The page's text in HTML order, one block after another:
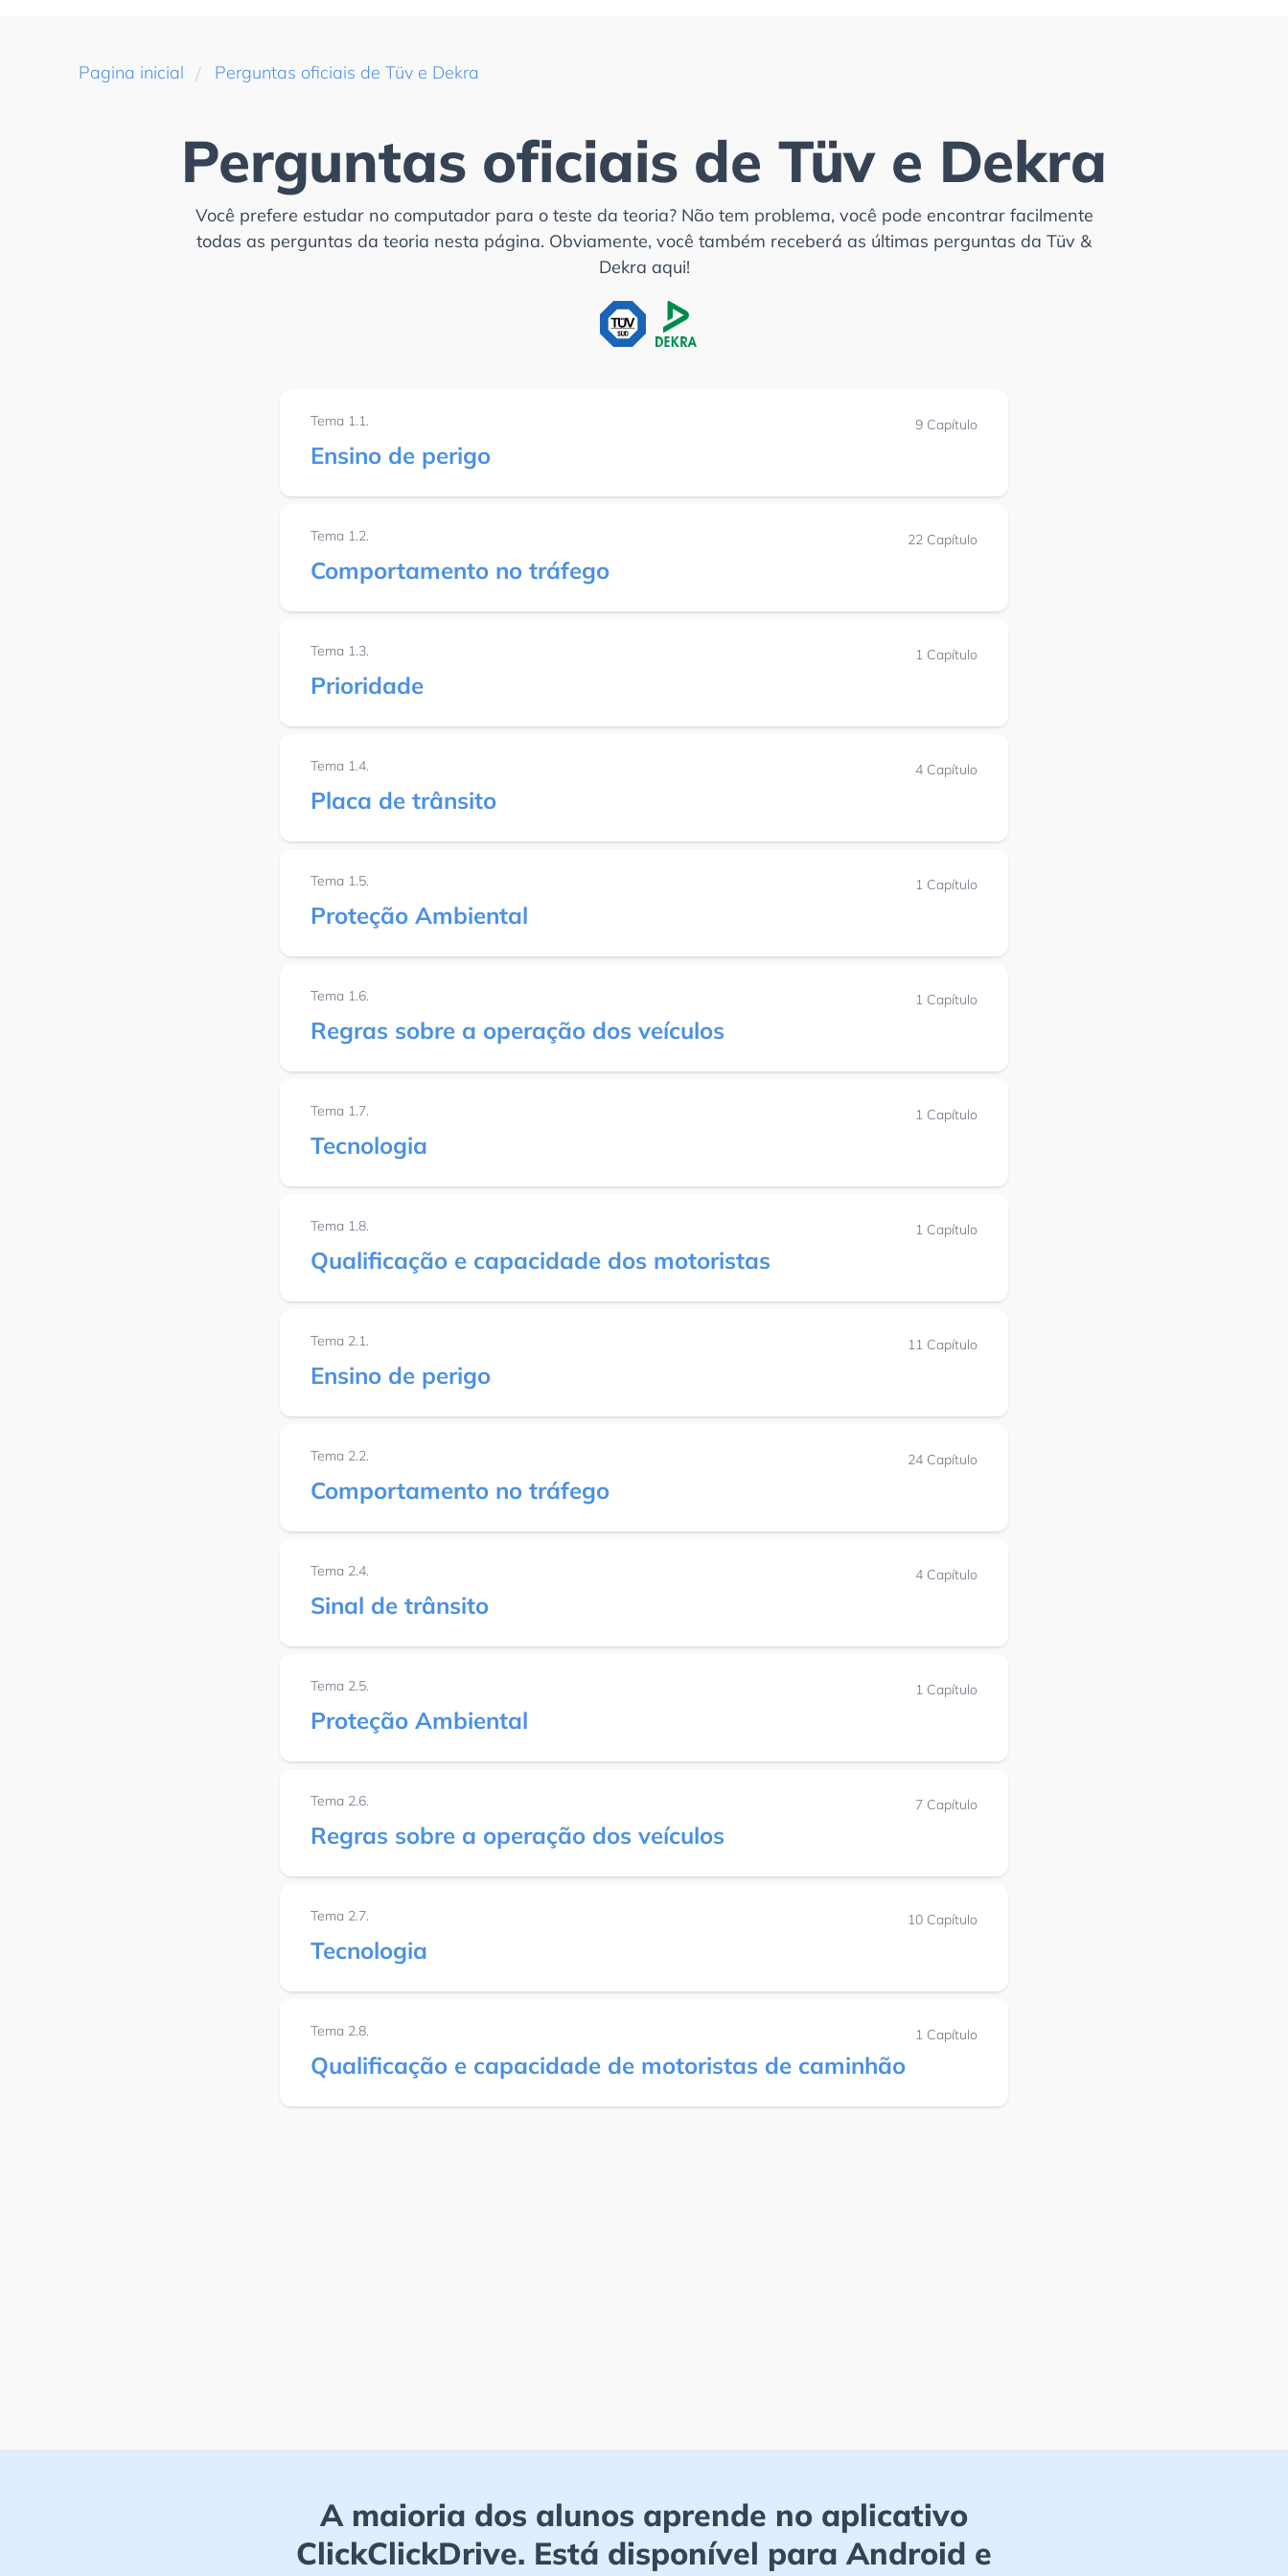
Pagina inicial | Perguntas oficiais de Tüv e Dekra
Perguntas oficiais de Tüv e Dekra
Você prefere estudar no computador para o teste da teoria? Não tem problema, você pode encontrar facilmente
todas as perguntas da teoria nesta página. Obviamente, você também receberá as últimas perguntas da Tüv &
Dekra aqui!
Tema 1.1. 9 Capítulo
Ensino de perigo
Tema 1.2. 22 Capítulo
Comportamento no tráfego
Tema 1.3. 1 Capítulo
Prioridade
Tema 1.4. 4 Capítulo
Placa de trânsito
Tema 1.5. 1 Capítulo
Proteção Ambiental
Tema 1.6. 1 Capítulo
Regras sobre a operação dos veículos
Tema 1.7. 1 Capítulo
Tecnologia
Tema 1.8. 1 Capítulo
Qualificação e capacidade dos motoristas
Tema 2.1. 11 Capítulo
Ensino de perigo
Tema 2.2. 24 Capítulo
Comportamento no tráfego
Tema 2.4. 4 Capítulo
Sinal de trânsito
Tema 2.5. 1 Capítulo
Proteção Ambiental
Tema 2.6. 7 Capítulo
Regras sobre a operação dos veículos
Tema 2.7. 10 Capítulo
Tecnologia
Tema 2.8. 1 Capítulo
Qualificação e capacidade de motoristas de caminhão
A maioria dos alunos aprende no aplicativo
ClickClickDrive. Está disponível para Android e